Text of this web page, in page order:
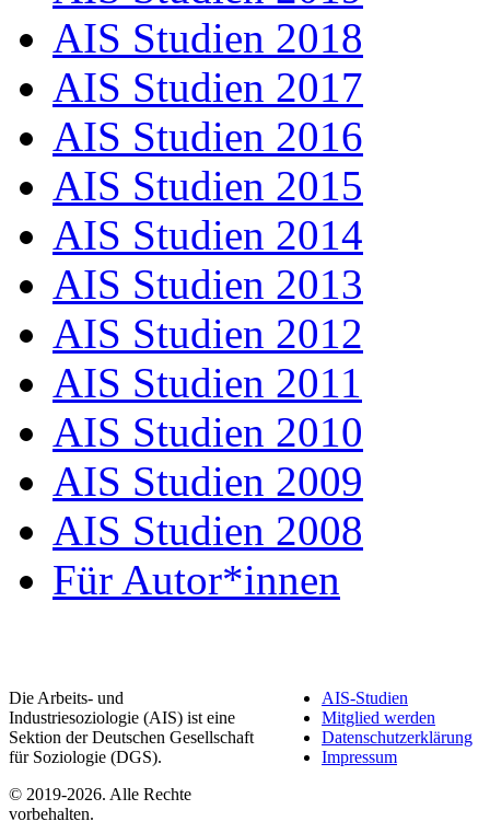
AIS Studien 2018
AIS Studien 2017
AIS Studien 2016
AIS Studien 2015
AIS Studien 2014
AIS Studien 2013
AIS Studien 2012
AIS Studien 2011
AIS Studien 2010
AIS Studien 2009
AIS Studien 2008
Für Autor*innen
Die Arbeits- und
Industriesoziologie (AIS) ist eine
Sektion der Deutschen Gesellschaft
für Soziologie (DGS).
© 2019-2026. Alle Rechte
vorbehalten.
AIS-Studien
Mitglied werden
Datenschutzerklärung
Impressum